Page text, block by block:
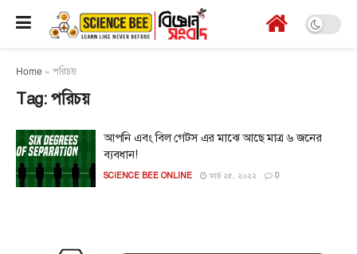
Home » পরিচয়
Tag: পরিচয়
আপনি এবং বিল গেটস এর মাঝে আছে মাত্র ৬ জনের
ব্যবধান!
SCIENCE BEE ONLINE মার্চ ২৫, ২০২২ 0